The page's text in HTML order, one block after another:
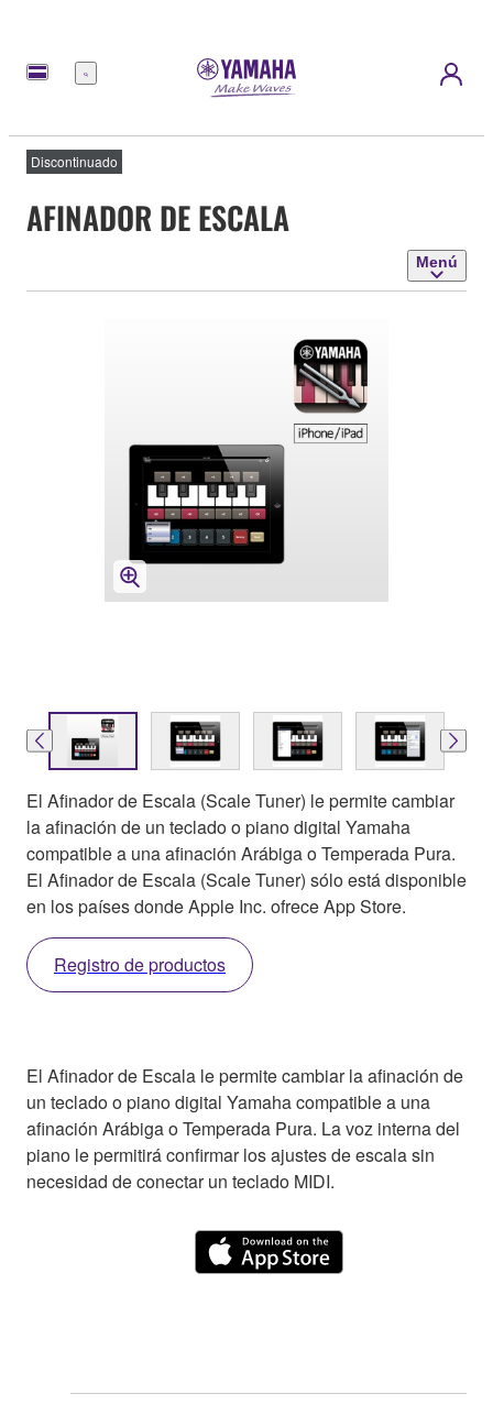
Menú
Discontinuado
AFINADOR DE ESCALA
Menú
El Afinador de Escala (Scale Tuner) le permite cambiar
la afinación de un teclado o piano digital Yamaha
compatible a una afinación Arábiga o Temperada Pura.
El Afinador de Escala (Scale Tuner) sólo está disponible
en los países donde Apple Inc. ofrece App Store.
Registro de productos
El Afinador de Escala le permite cambiar la afinación de
un teclado o piano digital Yamaha compatible a una
afinación Arábiga o Temperada Pura. La voz interna del
piano le permitirá confirmar los ajustes de escala sin
necesidad de conectar un teclado MIDI.